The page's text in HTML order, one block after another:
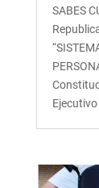
SABES